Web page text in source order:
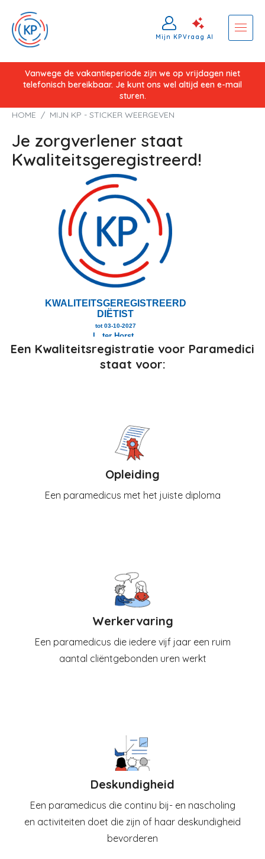
Overslaan
inhoud
gaan
Vanwege de vakantieperiode zijn we op vrijdagen niet
telefonisch bereikbaar. Je kunt ons wel altijd een e-mail
sturen.
Mijn KPVraag AI
Kruimelpad
HOME MIJN KP - STICKER WEERGEVEN
Je zorgverlener staat
Kwaliteitsgeregistreerd!
Een Kwaliteitsregistratie voor Paramedici
staat voor:
Opleiding
Een paramedicus met het juiste diploma
Werkervaring
Een paramedicus die iedere vijf jaar een ruim
aantal cliëntgebonden uren werkt
Deskundigheid
Een paramedicus die continu bij- en nascholing
en activiteiten doet die zijn of haar deskundigheid
bevorderen